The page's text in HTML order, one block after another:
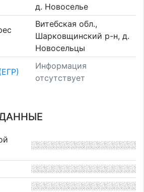
д. Новоселье
Витебская обл.,
Шарковщинский р-н, д.
Новосельцы
Информация
отсутствует